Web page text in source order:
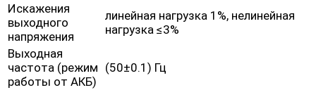
Искажения
выходного
напряжения
линейная нагрузка 1%, нелинейная
нагрузка ≤3%
Выходная
частота (режим
работы от АКБ)
(50±0.1) Гц